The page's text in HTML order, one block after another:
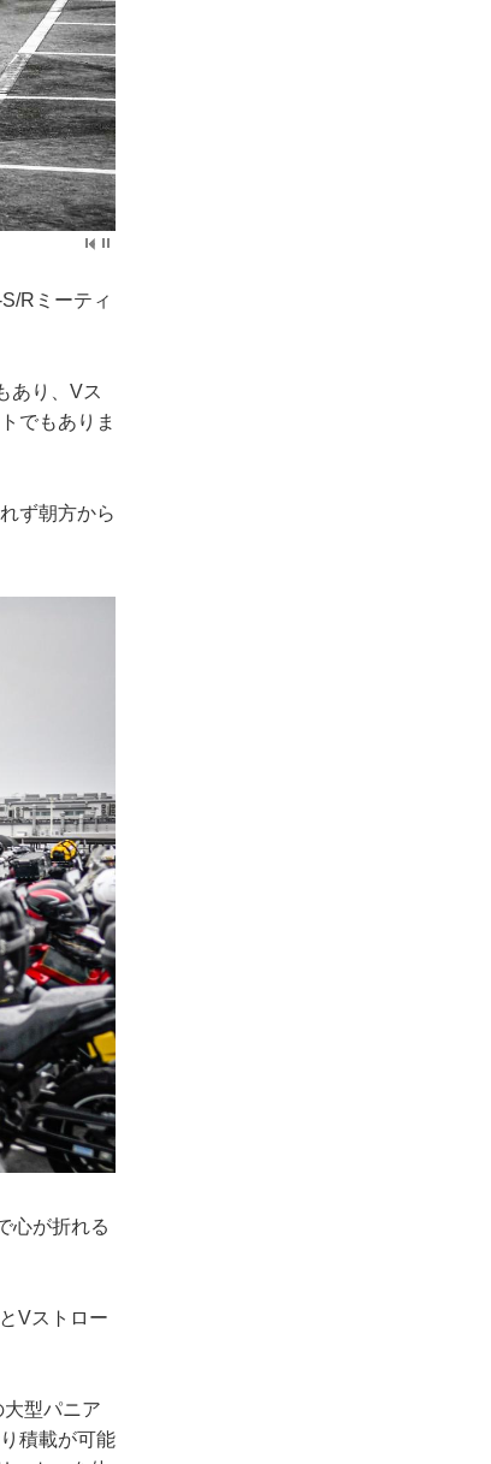
Rミーティ
あり、Vス
でもありま
ず朝方から
心が折れる
Vストロー
型パニア
積載が可能